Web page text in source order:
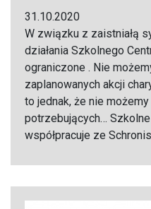
31.10.2020
W związku z zaistniałą
działania Szkolnego
ograniczone . Nie
zaplanowanych akcji
to jednak, że nie
potrzebujących…
współpracuje ze